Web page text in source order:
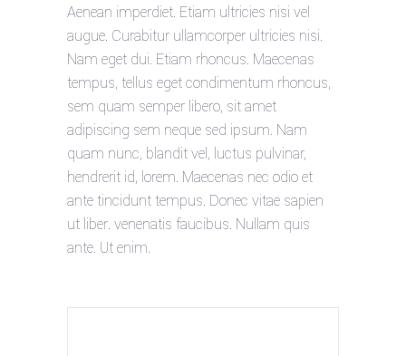
Aenean imperdiet. Etiam ultricies nisi vel
augue. Curabitur ullamcorper ultricies nisi.
Nam eget dui. Etiam rhoncus. Maecenas
tempus, tellus eget condimentum rhoncus,
sem quam semper libero, sit amet
adipiscing sem neque sed ipsum. Nam
quam nunc, blandit vel, luctus pulvinar,
hendrerit id, lorem. Maecenas nec odio et
ante tincidunt tempus. Donec vitae sapien
ut liber. venenatis faucibus. Nullam quis
ante. Ut enim.